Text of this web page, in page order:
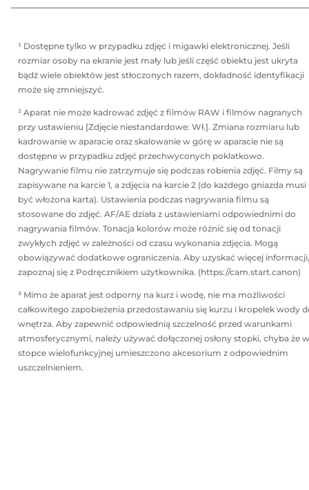
¹ Dostępne tylko w przypadku zdjęć i migawki elektronicznej. Jeśli
rozmiar osoby na ekranie jest mały lub jeśli część obiektu jest ukryta
bądź wiele obiektów jest stłoczonych razem, dokładność identyfikacji
może się zmniejszyć.
² Aparat nie może kadrować zdjęć z filmów RAW i filmów nagranych
przy ustawieniu [Zdjęcie niestandardowe: Wł.]. Zmiana rozmiaru lub
kadrowanie w aparacie oraz skalowanie w górę w aparacie nie są
dostępne w przypadku zdjęć przechwyconych poklatkowo.
Nagrywanie filmu nie zatrzymuje się podczas robienia zdjęć. Filmy są
zapisywane na karcie 1, a zdjęcia na karcie 2 (do każdego gniazda musi
być włożona karta). Ustawienia podczas nagrywania filmu są
stosowane do zdjęć. AF/AE działa z ustawieniami odpowiednimi do
nagrywania filmów. Tonacja kolorów może różnić się od tonacji
zwykłych zdjęć w zależności od czasu wykonania zdjęcia. Mogą
obowiązywać dodatkowe ograniczenia. Aby uzyskać więcej informacji,
zapoznaj się z Podręcznikiem użytkownika. (https://cam.start.canon)
³ Mimo że aparat jest odporny na kurz i wodę, nie ma możliwości
całkowitego zapobieżenia przedostawaniu się kurzu i kropelek wody
wnętrza. Aby zapewnić odpowiednią szczelność przed warunkami
atmosferycznymi, należy używać dołączonej osłony stopki, chyba że w
stopce wielofunkcyjnej umieszczono akcesorium z odpowiednim
uszczelnieniem.